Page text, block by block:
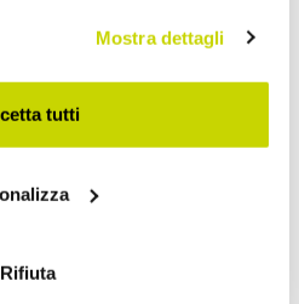
consenso in qualsiasi
sui cookie o facendo clic
privacy.
sulla tua posizione
scansionandolo
Mostra dettagli
tutti
Rifiuta
of it now!